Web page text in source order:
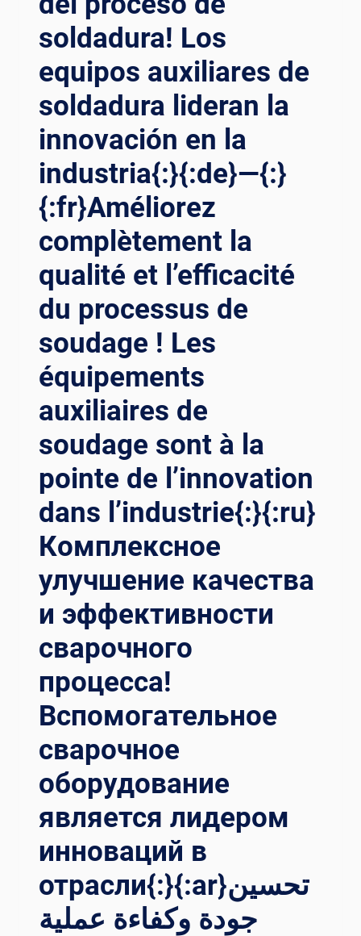
soldadura! Los
equipos auxiliares de
soldadura lideran la
innovación en la
industria{:}{:de}—{:}
{:fr}Améliorez
complètement la
qualité et l’efficacité
du processus de
soudage ! Les
équipements
auxiliaires de
soudage sont à la
pointe de l’innovation
dans l’industrie{:}{:ru}
Комплексное
улучшение качества
и эффективности
сварочного
процесса!
Вспомогательное
сварочное
оборудование
является лидером
инноваций в
отрасли{:}{:ar}تحسين
جودة وكفاءة عملية